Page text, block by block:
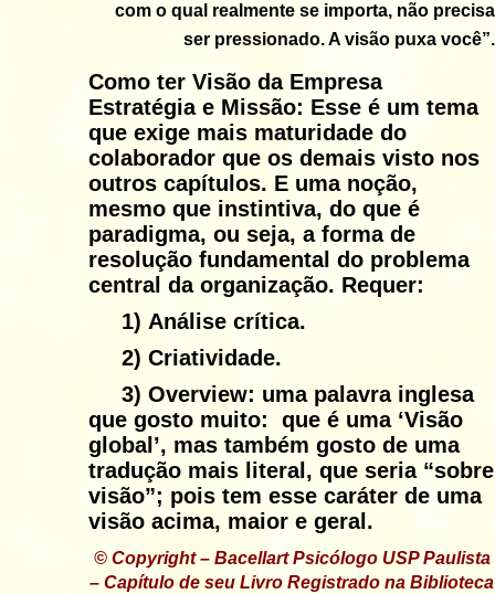
com o qual realmente se importa, não precisa
ser pressionado. A visão puxa você”.
Como ter Visão da Empresa
Estratégia e Missão: Esse é um tema
que exige mais maturidade do
colaborador que os demais visto nos
outros capítulos. E uma noção,
mesmo que instintiva, do que é
paradigma, ou seja, a forma de
resolução fundamental do problema
central da organização. Requer:
1) Análise crítica.
2) Criatividade.
3) Overview: uma palavra inglesa
que gosto muito: que é uma ‘Visão
global’, mas também gosto de uma
tradução mais literal, que seria “sobre
visão”; pois tem esse caráter de uma
visão acima, maior e geral.
© Copyright – Bacellart Psicólogo USP Paulista
– Capítulo de seu Livro Registrado na Biblioteca